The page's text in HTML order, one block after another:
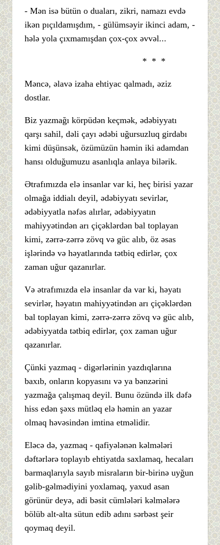
- Mən isə bütün o duaları, zikri, namazı evdə
ikən pıçıldamışdım, - gülümsəyir ikinci adam, -
hələ yola çıxmamışdan çox-çox əvvəl...
* * *
Məncə, əlavə izaha ehtiyac qalmadı, əziz
dostlar.
Biz yazmağı körpüdən keçmək, ədəbiyyatı
qarşı sahil, dəli çayı ədəbi uğursuzluq girdabı
kimi düşünsək, özümüzün həmin iki adamdan
hansı olduğumuzu asanlıqla anlaya bilərik.
Ətrafımızda elə insanlar var ki, heç birisi yazar
olmağa iddialı deyil, ədəbiyyatı sevirlər,
ədəbiyyatla nəfəs alırlar, ədəbiyyatın
mahiyyətindən arı çiçəklərdən bal toplayan
kimi, zərrə-zərrə zövq və güc alıb, öz əsas
işlərində və həyatlarında tətbiq edirlər, çox
zaman uğur qazanırlar.
Və ətrafımızda elə insanlar da var ki, həyatı
sevirlər, həyatın mahiyyətindən arı çiçəklərdən
bal toplayan kimi, zərrə-zərrə zövq və güc alıb,
ədəbiyyatda tətbiq edirlər, çox zaman uğur
qazanırlar.
Çünki yazmaq - digərlərinin yazdıqlarına
baxıb, onların kopyasını və ya bənzərini
yazmağa çalışmaq deyil. Bunu özündə ilk dəfə
hiss edən şəxs mütləq elə həmin an yazar
olmaq həvəsindən imtina etməlidir.
Eləcə də, yazmaq - qafiyələnən kəlmələri
dəftərlərə toplayıb ehtiyatda saxlamaq, hecaları
barmaqlarıyla sayıb misraların bir-birinə uyğun
gəlib-gəlmədiyini yoxlamaq, yaxud asan
görünür deyə, adi bəsit cümlələri kəlmələrə
bölüb alt-alta sütun edib adını sərbəst şeir
qoymaq deyil.